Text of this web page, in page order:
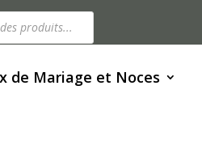
de Mariage et Noces